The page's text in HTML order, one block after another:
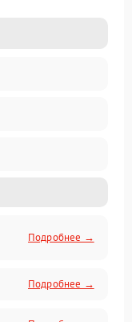
Подробнее →
Подробнее →